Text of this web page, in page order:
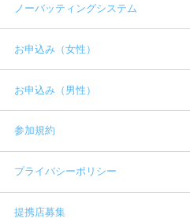
ノーバッティングシステム
お申込み（女性）
お申込み（男性）
参加規約
プライバシーポリシー
提携店募集